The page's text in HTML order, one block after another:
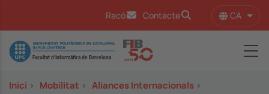
Racó Contacte CA
Image
Inici > Mobilitat > Aliances Internacionals >